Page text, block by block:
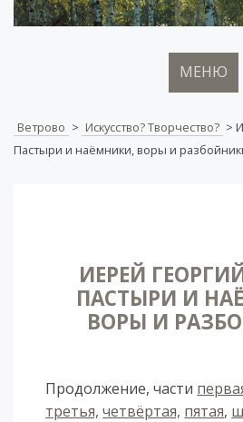
МЕНЮ
Ветрово > Искусство? Творчество? >
Пастыри и наёмники, воры и
ИЕРЕЙ
ПАСТЫРИ И
ВОРЫ И
Продолжение, части
третья, четвёртая, пятая,